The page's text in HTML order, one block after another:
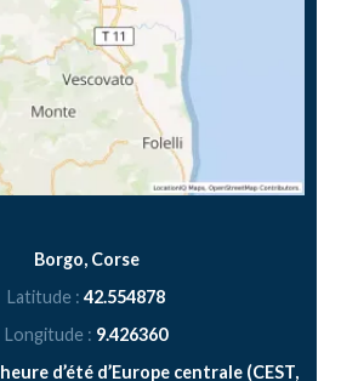
Borgo, Corse
Latitude : 42.554878
Longitude : 9.426360
heure d’été d’Europe centrale (CEST,